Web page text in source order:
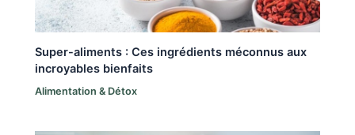
Super-aliments : Ces ingrédients méconnus aux
incroyables bienfaits
Alimentation & Détox